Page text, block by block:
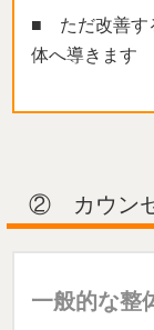
■ ただ改善す
体へ導きます
② カウンセ
一般的な整